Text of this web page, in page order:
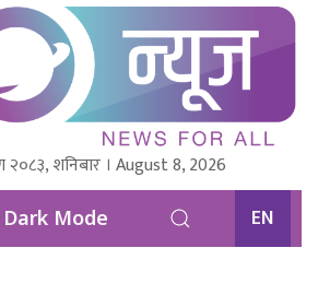
२०८३, शनिबार । August 8, 2026
Dark Mode EN